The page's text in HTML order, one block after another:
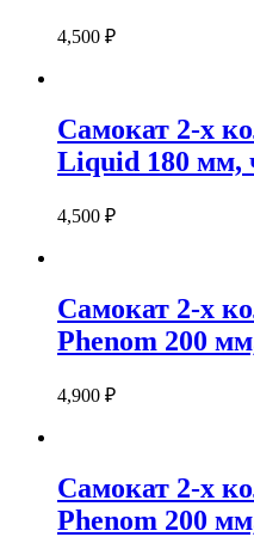
4,500 ₽
Самокат 2-х
Liquid 180 мм,
4,500 ₽
Самокат 2-х
Phenom 200
4,900 ₽
Самокат 2-х
Phenom 200